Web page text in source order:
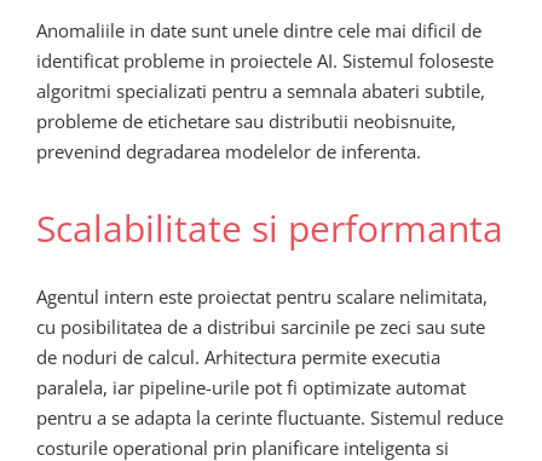
Anomaliile in date sunt unele dintre cele mai dificil de
identificat probleme in proiectele AI. Sistemul foloseste
algoritmi specializati pentru a semnala abateri subtile,
probleme de etichetare sau distributii neobisnuite,
prevenind degradarea modelelor de inferenta.
Scalabilitate si performanta
Agentul intern este proiectat pentru scalare nelimitata,
cu posibilitatea de a distribui sarcinile pe zeci sau sute
de noduri de calcul. Arhitectura permite executia
paralela, iar pipeline-urile pot fi optimizate automat
pentru a se adapta la cerinte fluctuante. Sistemul reduce
costurile operational prin planificare inteligenta si